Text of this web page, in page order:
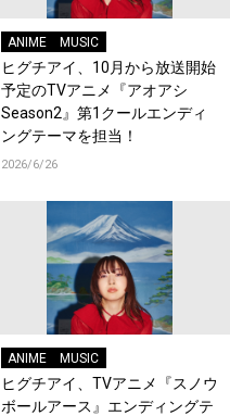
ANIME MUSIC
ヒグチアイ、10月から放送開始
予定のTVアニメ『アオアシ
Season2』第1クールエンディ
ングテーマを担当！
2026/6/26
ANIME MUSIC
ヒグチアイ、TVアニメ『スノウ
ボールアース』エンディングテ